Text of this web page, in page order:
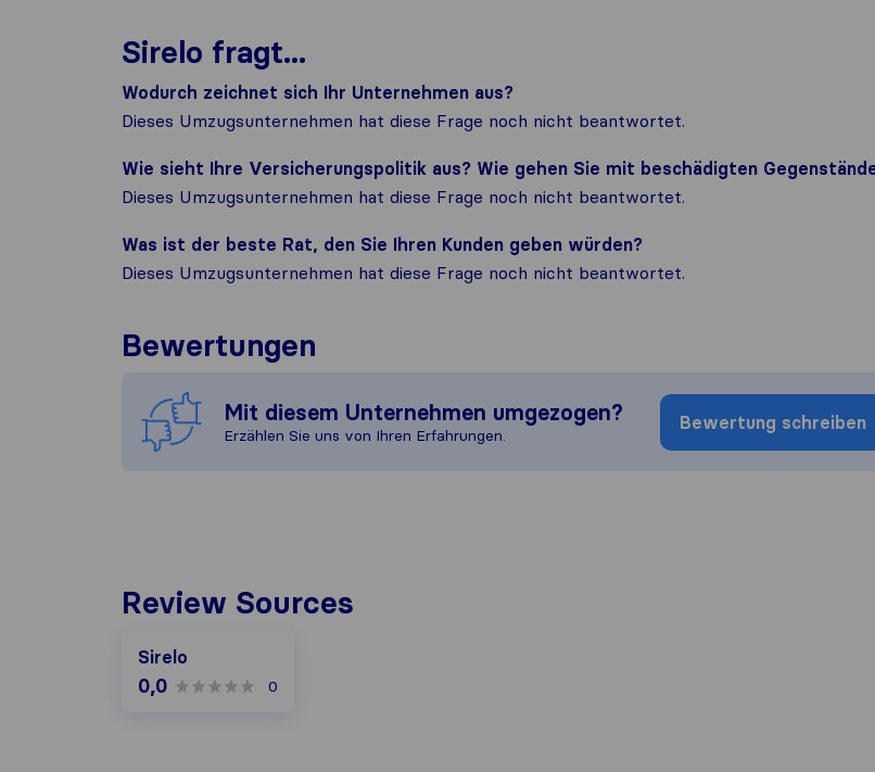
Sirelo fragt...
Wodurch zeichnet sich Ihr Unternehmen aus?
Dieses Umzugsunternehmen hat diese Frage noch nicht beantwortet.
Wie sieht Ihre Versicherungspolitik aus? Wie gehen Sie mit beschädigten
Dieses Umzugsunternehmen hat diese Frage noch nicht beantwortet.
Was ist der beste Rat, den Sie Ihren Kunden geben würden?
Dieses Umzugsunternehmen hat diese Frage noch nicht beantwortet.
Bewertungen
Mit diesem Unternehmen umgezogen?
Erzählen Sie uns von Ihren Erfahrungen.
Bewertung schreiben
Review Sources
Sirelo
0,0 0